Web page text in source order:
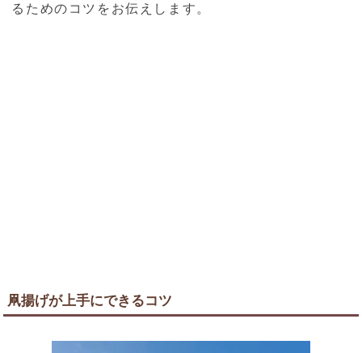
るためのコツをお伝えします。
凧揚げが上手にできるコツ